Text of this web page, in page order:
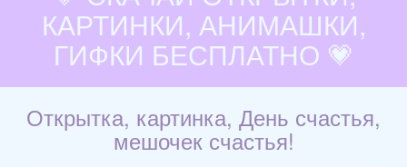
КАРТИНКИ, АНИМАШКИ,
ГИФКИ БЕСПЛАТНО 💗
Открытка, картинка, День счастья,
мешочек счастья!